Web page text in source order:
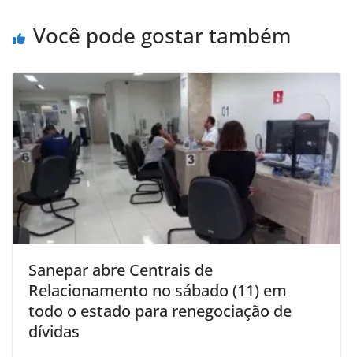
Você pode gostar também
Sanepar abre Centrais de
Relacionamento no sábado (11) em
todo o estado para renegociação de
dívidas